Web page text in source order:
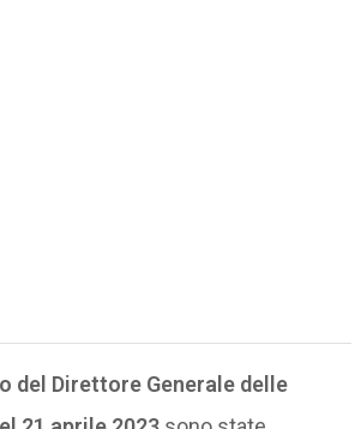
del Direttore Generale delle